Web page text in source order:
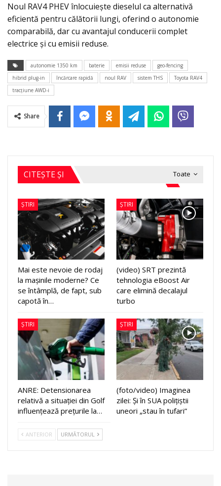
Noul RAV4 PHEV înlocuiește dieselul ca alternativă
eficientă pentru călătorii lungi, oferind o autonomie
comparabilă, dar cu avantajul conducerii complet
electrice și cu emisii reduse.
autonomie 1350 km baterie emisii reduse
geo-fencing
hibrid plug-in
încărcare rapidă noul RAV sistem THS
Toyota RAV4
tracțiune AWD-i
Share
Toate
CITEȘTE ȘI
ȘTIRI
Mai este nevoie de rodaj
la mașinile moderne? Ce
se întâmplă, de fapt, sub
capotă în…
ȘTIRI
(video) SRT prezintă
tehnologia eBoost Air
care elimină decalajul
turbo
ȘTIRI
ANRE: Detensionarea
relativă a situației din Golf
influențează prețurile la…
ȘTIRI
(foto/video) Imaginea
zilei: Și în SUA polițiștii
uneori „stau în tufari”
ANTERIOR URMĂTORUL